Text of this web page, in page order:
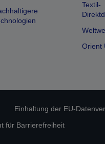
Textil-
Orient
Einhaltung der EU-
für Barrierefreiheit